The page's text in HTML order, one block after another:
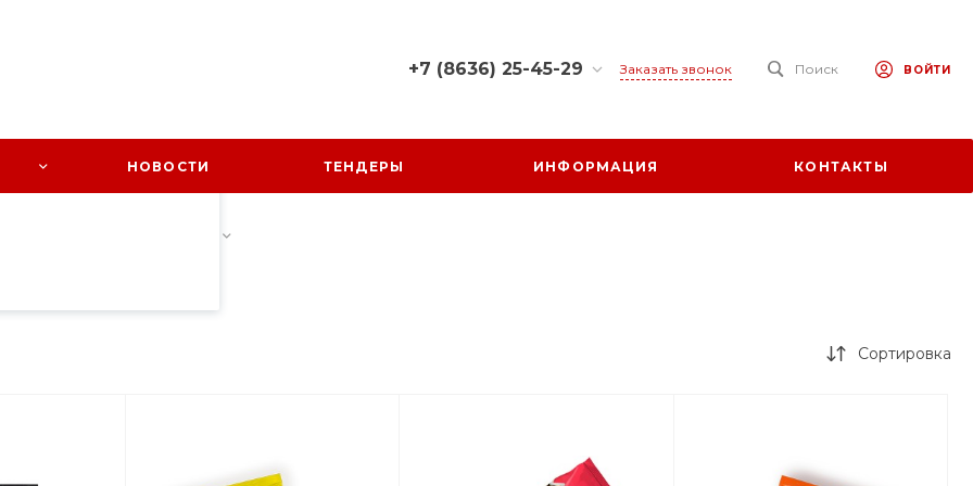
и
+7 (8636) 25-45-29
Октябрьский р-н., х.
Заречный, ул. Заречная,
Заказать звонок Поиск ВОЙТИ
НОВОСТИ ТЕНДЕРЫ ИНФОРМАЦИЯ КОНТАКТЫ
Сортировка